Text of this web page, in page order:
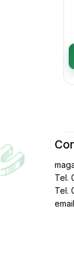
Tel.
Tel.